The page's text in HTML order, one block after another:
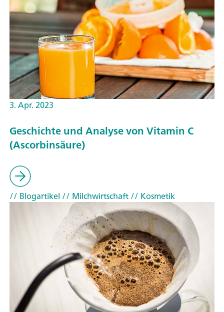
3. Apr. 2023
Geschichte und Analyse von Vitamin C
(Ascorbinsäure)
// Blogartikel // Milchwirtschaft// Kosmetik